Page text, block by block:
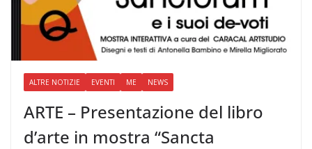
ALTRE NOTIZIE EVENTI ME NEWS
ARTE – Presentazione del libro
d’arte in mostra “Sancta